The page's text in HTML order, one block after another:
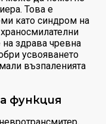
Това е
като синдром на
здрава чревна
усвояването
възпаленията
функция